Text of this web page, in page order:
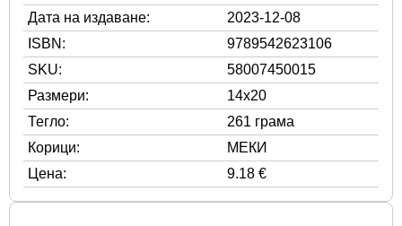
Дата на издаване:
2023-12-08
ISBN:
9789542623106
SKU:
58007450015
Размери:
14x20
Тегло:
261 грама
Корици:
МЕКИ
Цена:
9.18 €